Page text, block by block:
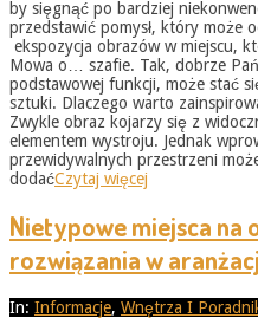
by sięgnąć po bardziej
przedstawić pomysł, który może
ekspozycja obrazów w miejscu,
Mowa o… szafie. Tak, dobrze
podstawowej funkcji, może stać
sztuki. Dlaczego warto
Zwykle obraz kojarzy się z
elementem wystroju. Jednak
przewidywalnych przestrzeni
dodaćCzytaj więcej
Nietypowe miejsca
rozwiązania w
2026-
In: Informacje, Wnętrza I